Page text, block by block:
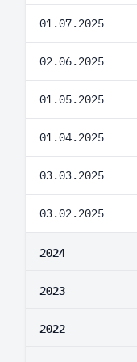
01.07.2025
02.06.2025
01.05.2025
01.04.2025
03.03.2025
03.02.2025
2024
2023
2022